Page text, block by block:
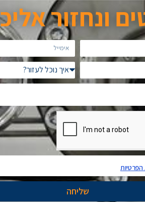
ונחזור
הפרטיות
שליחה